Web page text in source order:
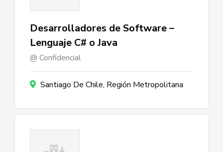
Desarrolladores de Software –
Lenguaje C# o Java
Confidencial
Santiago De Chile, Región Metropolitana